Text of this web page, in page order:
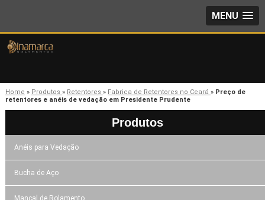
MENU
Home » Produtos » Retentores » Fabrica de Retentores no Ceará » Preço de
retentores e anéis de vedação em Presidente Prudente
Produtos
Anéis para Vedação
Bucha de Aço
Mancal de Rolamento